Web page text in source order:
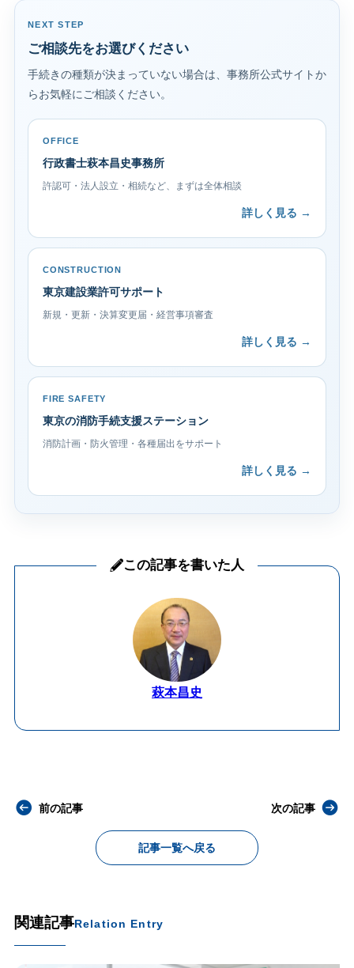
NEXT STEP
ご相談先をお選びください
手続きの種類が決まっていない場合は、事務所公式サイトか
らお気軽にご相談ください。
OFFICE
行政書士萩本昌史事務所
許認可・法人設立・相続など、まずは全体相談
詳しく見る →
CONSTRUCTION
東京建設業許可サポート
新規・更新・決算変更届・経営事項審査
詳しく見る →
FIRE SAFETY
東京の消防手続支援ステーション
消防計画・防火管理・各種届出をサポート
詳しく見る →
この記事を書いた人
萩本昌史
前の記事
記事一覧へ戻る
次の記事
関連記事Relation Entry